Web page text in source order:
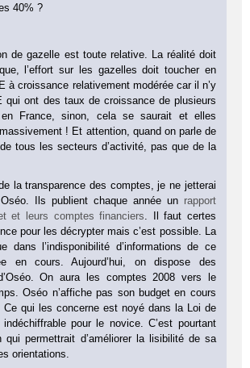
40% ?
de gazelle est toute relative. La réalité doit
l’effort sur les gazelles doit toucher en
à croissance relativement modérée car il n’y
qui ont des taux de croissance de plusieurs
France, sinon, cela se saurait et elles
! Et attention, quand on parle de
tous les secteurs d’activité, pas que de la
la transparence des comptes, je ne jetterai
Ils publient chaque année un rapport
et leurs comptes financiers . Il faut certes
pour les décrypter mais c’est possible. La
dans l’indisponibilité d’informations de ce
en cours. Aujourd’hui, on dispose des
On aura les comptes 2008 vers le
Oséo n’affiche pas son budget en cours
Ce qui les concerne est noyé dans la Loi de
pour le novice. C’est pourtant
qui permettrait d’améliorer la lisibilité de sa
orientations.